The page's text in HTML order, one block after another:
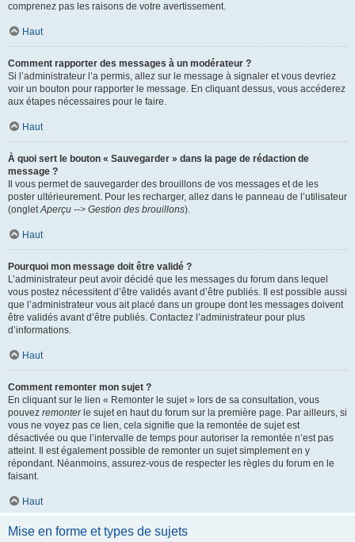
comprenez pas les raisons de votre avertissement.
Haut
Comment rapporter des messages à un modérateur ?
Si l’administrateur l’a permis, allez sur le message à signaler et vous devriez
voir un bouton pour rapporter le message. En cliquant dessus, vous accéderez
aux étapes nécessaires pour le faire.
Haut
À quoi sert le bouton « Sauvegarder » dans la page de rédaction de
message ?
Il vous permet de sauvegarder des brouillons de vos messages et de les
poster ultérieurement. Pour les recharger, allez dans le panneau de l’utilisateur
(ongletAperçu --> Gestion des brouillons).
Haut
Pourquoi mon message doit être validé ?
L’administrateur peut avoir décidé que les messages du forum dans lequel
vous postez nécessitent d’être validés avant d’être publiés. Il est possible aussi
que l’administrateur vous ait placé dans un groupe dont les messages doivent
être validés avant d’être publiés. Contactez l’administrateur pour plus
d’informations.
Haut
Comment remonter mon sujet ?
En cliquant sur le lien « Remonter le sujet » lors de sa consultation, vous
pouvez remonterle sujet en haut du forum sur la première page. Par ailleurs, si
vous ne voyez pas ce lien, cela signifie que la remontée de sujet est
désactivée ou que l’intervalle de temps pour autoriser la remontée n’est pas
atteint. Il est également possible de remonter un sujet simplement en y
répondant. Néanmoins, assurez-vous de respecter les règles du forum en le
faisant.
Haut
Mise en forme et types de sujets